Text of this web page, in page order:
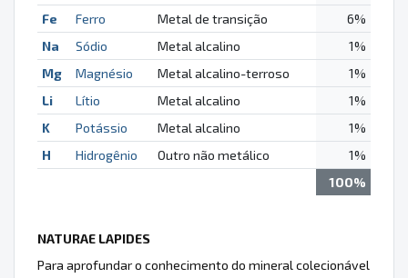
Fe
Ferro Metal de transição
6%
Na
Sódio Metal alcalino
1%
Mg
Magnésio Metal alcalino-terroso
1%
Li
Lítio Metal alcalino
1%
K
Potássio Metal alcalino
1%
H
Hidrogênio Outro não metálico
1%
100%
NATURAE LAPIDES
Para aprofundar o conhecimento do mineral colecionável